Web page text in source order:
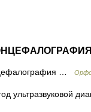
…
ультразвуковой